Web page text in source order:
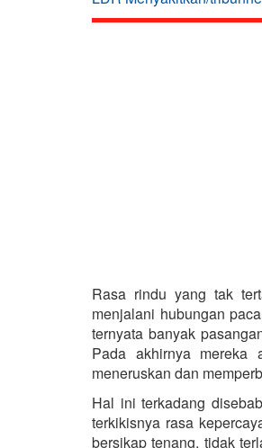
Rasa rindu yang tak
menjalani hubungan
ternyata banyak
Pada akhirnya mereka
meneruskan dan
Hal ini terkadang
terkikisnya rasa
bersikap tenang, tidak